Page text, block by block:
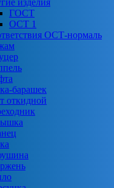
изделия
ГОСТ
ОСТ 1
ОСТ-нормаль
барашек
откидной